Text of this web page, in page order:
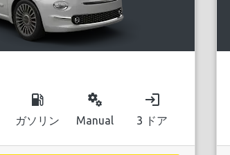
local_gas_station
ガソリン
miscellaneous_services
Manual
login
3 ドア